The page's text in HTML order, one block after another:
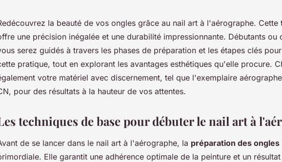
: les techniques
pour la beauté des
la beauté de vos ongles grâce au nail art à l'aérographe. Cette
une précision inégalée et une durabilité impressionnante. Débutants ou
serez guidés à travers les phases de préparation et les étapes clés
pratique, tout en explorant les avantages esthétiques qu'elle procure.
votre matériel avec discernement, tel que l'exemplaire
pour des résultats à la hauteur de vos attentes.
techniques de base pour débuter le nail art à
de se lancer dans le nail art à l'aérographe, la préparation des ongles
Elle garantit une adhérence optimale de la peinture et un résultat